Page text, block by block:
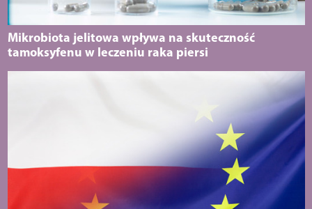
Mikrobiota jelitowa wpływa na skuteczność
tamoksyfenu w leczeniu raka piersi